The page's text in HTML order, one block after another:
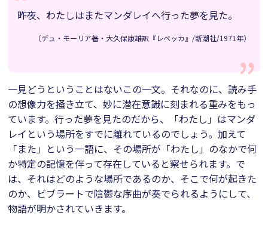
昨夜、わたしはまたマンダレイへ行った夢を見た。
（デュ・モーリア著・大久保康雄訳『レベッカ』/新潮社/1971年）
一見どうということはないこの一文。それなのに、読み手
の想像力を掻き立て、妙に潜在意識に刻まれる重みをもっ
ています。行った夢を見たのだから、「わたし」はマンダ
レイという場所をすでに離れているのでしょう。加えて
「また」という一語に、その場所が「わたし」のなかで何
か特定の記憶を伴って存在していると察せられます。で
は、それはどのような場所であるのか、そこで何が起きた
のか、ビブラートで陰鬱な序曲が奏でられるようにして、
物語が明かされていきます。